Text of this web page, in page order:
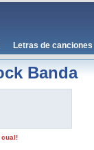
Letras de canciones
Banda